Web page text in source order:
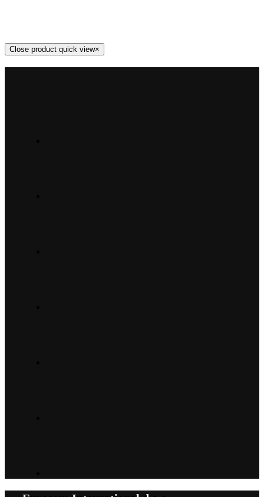
Close product quick view×